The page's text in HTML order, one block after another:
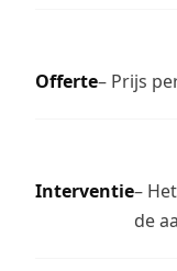
Offerte– Prijs
Interventie–
de